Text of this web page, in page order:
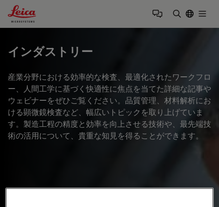
Leica Microsystems Logo
インダストリー
産業分野における効率的な検査、最適化されたワークフロ
ー、人間工学に基づく快適性に焦点を当てた詳細な記事や
ウェビナーをぜひご覧ください。品質管理、材料解析にお
ける顕微鏡検査など、幅広いトピックを取り上げていま
す。製造工程の精度と効率を向上させる技術や、最先端技
術の活用について、貴重な知見を得ることができます。